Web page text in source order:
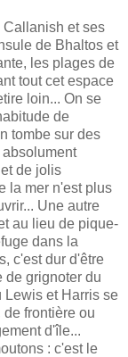
Callanish et ses
de Bhaltos et
les plages de
tout cet espace
loin... On se
de
tombe sur des
de jolis
la mer n'est plus
Une autre
au lieu de pique-
dans la
c'est dur d'être
de grignoter du
Lewis et Harris se
de frontière ou
d'île...
: c'est le